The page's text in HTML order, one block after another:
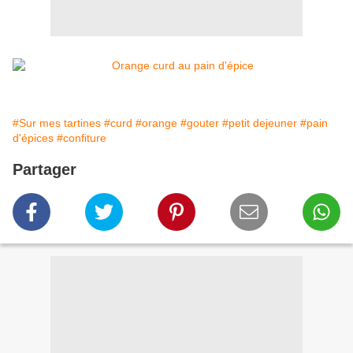
#Sur mes tartines #curd #orange #gouter #petit dejeuner #pain
d'épices #confiture
Partager